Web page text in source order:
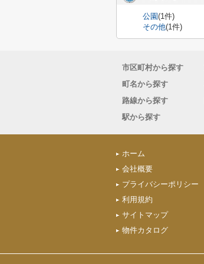
公園(1件)
その他(1件)
市区町村から探す
町名から探す
路線から探す
駅から探す
ホーム
会社概要
プライバシーポリシー
利用規約
サイトマップ
物件カタログ